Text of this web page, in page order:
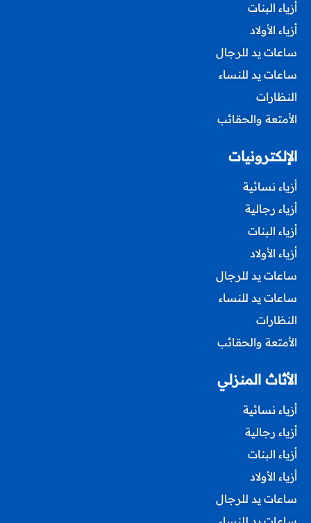
أزياء البنات
أزياء الأولاد
ساعات يد للرجال
ساعات يد للنساء
النظارات
الأمتعة والحقائب
الإلكترونيات
أزياء نسائية
أزياء رجالية
أزياء البنات
أزياء الأولاد
ساعات يد للرجال
ساعات يد للنساء
النظارات
الأمتعة والحقائب
الأثاث المنزلي
أزياء نسائية
أزياء رجالية
أزياء البنات
أزياء الأولاد
ساعات يد للرجال